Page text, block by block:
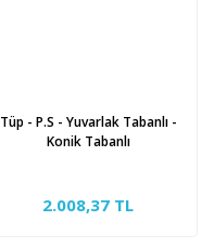
Tüp - P.S - Yuvarlak Tabanlı -
Konik Tabanlı
2.008,37 TL